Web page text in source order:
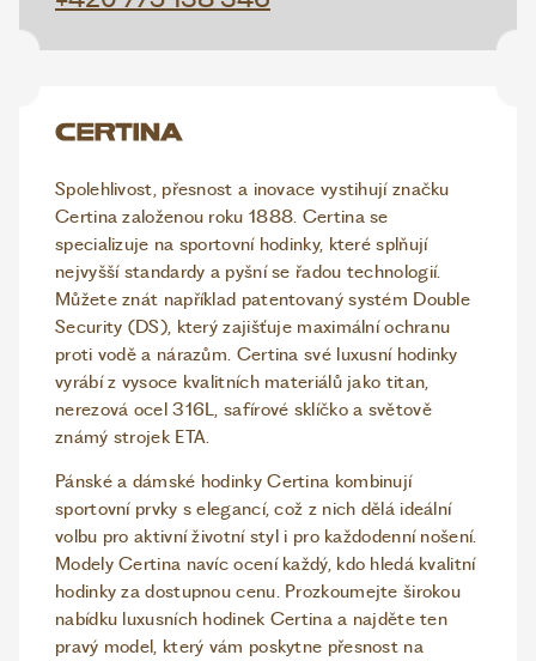
Spolehlivost, přesnost a inovace vystihují značku
Certina založenou roku 1888. Certina se
specializuje na sportovní hodinky, které splňují
nejvyšší standardy a pyšní se řadou technologií.
Můžete znát například patentovaný systém Double
Security (DS), který zajišťuje maximální ochranu
proti vodě a nárazům. Certina své luxusní hodinky
vyrábí z vysoce kvalitních materiálů jako titan,
nerezová ocel 316L, safírové sklíčko a světově
známý strojek ETA.
Pánské a dámské hodinky Certina kombinují
sportovní prvky s elegancí, což z nich dělá ideální
volbu pro aktivní životní styl i pro každodenní nošení.
Modely Certina navíc ocení každý, kdo hledá kvalitní
hodinky za dostupnou cenu. Prozkoumejte širokou
nabídku luxusních hodinek Certina a najděte ten
pravý model, který vám poskytne přesnost na